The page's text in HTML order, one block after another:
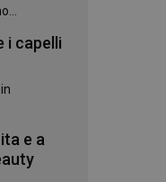
i capelli
e a